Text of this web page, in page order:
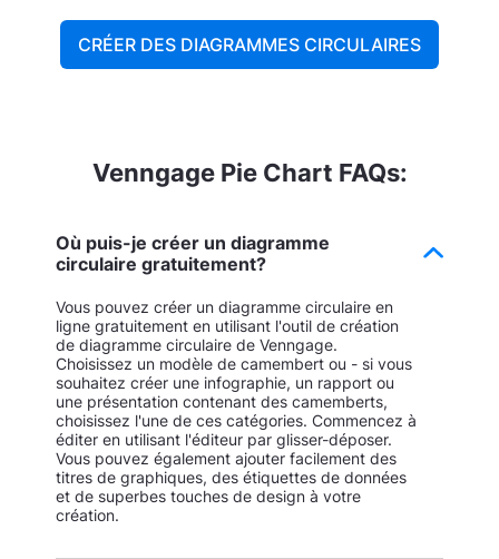
CRÉER DES DIAGRAMMES CIRCULAIRES
Venngage Pie Chart FAQs:
Où puis-je créer un diagramme
circulaire gratuitement?
Vous pouvez créer un diagramme circulaire en
ligne gratuitement en utilisant l'outil de création
de diagramme circulaire de Venngage.
Choisissez un modèle de camembert ou - si vous
souhaitez créer une infographie, un rapport ou
une présentation contenant des camemberts,
choisissez l'une de ces catégories. Commencez à
éditer en utilisant l'éditeur par glisser-déposer.
Vous pouvez également ajouter facilement des
titres de graphiques, des étiquettes de données
et de superbes touches de design à votre
création.